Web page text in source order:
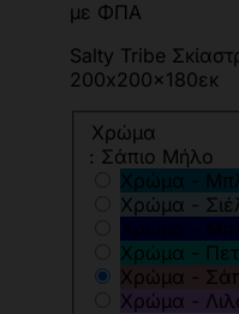
με ΦΠΑ
Salty Tribe
200x200x180εκ
Χρώμα
: Σάπιο Μήλο
Χρώμα -
Χρώμα -
Χρώμα -
Χρώμα -
Χρώμα -
Χρώμα -